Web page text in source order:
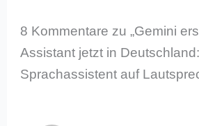
8 Kommentare zu „Gemini
Assistant jetzt in Deutschland:
Sprachassistent auf